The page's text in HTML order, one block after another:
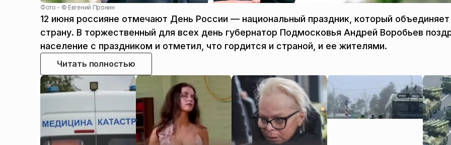
Фото - © Евгений Пронин
12 июня россияне отмечают День России — национальный праздник, который
страну. В торжественный для всех день губернатор Подмосковья Андрей Воробьев
население с праздником и отметил, что гордится и страной, и ее жителями.
Читать полностью